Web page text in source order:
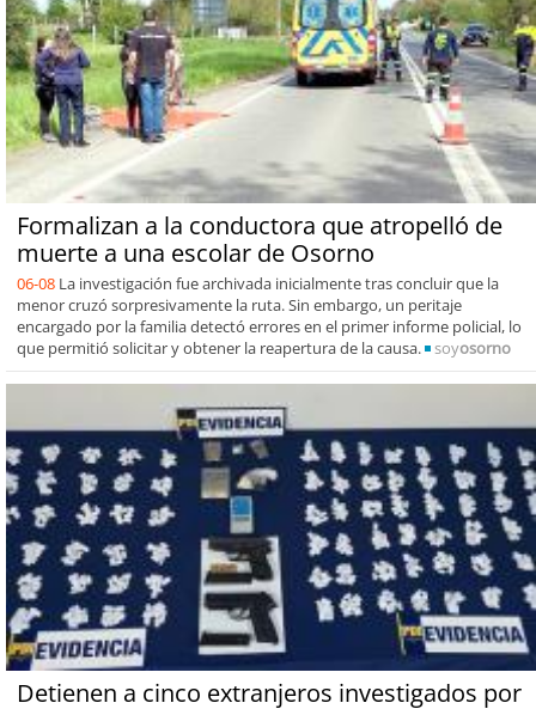
Formalizan a la conductora que atropelló de
muerte a una escolar de Osorno
06-08 La investigación fue archivada inicialmente tras concluir que la
menor cruzó sorpresivamente la ruta. Sin embargo, un peritaje
encargado por la familia detectó errores en el primer informe policial, lo
que permitió solicitar y obtener la reapertura de la causa.
soyosorno
Detienen a cinco extranjeros investigados por